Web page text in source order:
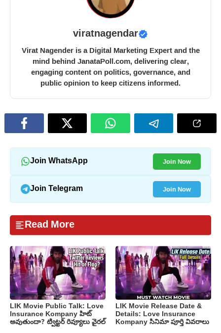
viratnagendar
Virat Nagender is a Digital Marketing Expert and the
mind behind JanataPoll.com, delivering clear,
engaging content on politics, governance, and
public opinion to keep citizens informed.
Join WhatsApp Join Now
Join Telegram Join Now
Read More
LIK Movie Public Talk: Love
Insurance Kompany హిట్
అవుతుందా? ట్విట్టర్ రివ్యూలు వైరల్
LIK Movie Release Date &
Details: Love Insurance
Kompany సినిమా పూర్తి వివరాలు